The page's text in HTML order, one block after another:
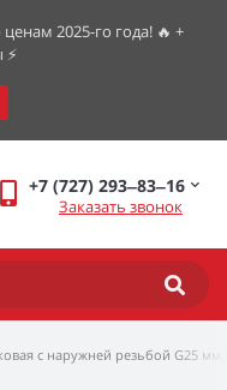
2025-го года! 🔥 +
+7 (727) 293‒83‒16
Заказать звонок
с наружней резьбой G25 мм.